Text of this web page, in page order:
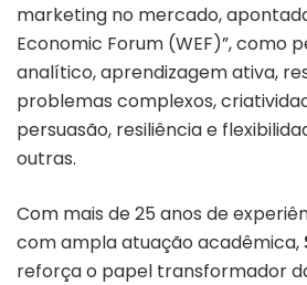
marketing no mercado,
Economic Forum (WEF)”, como
analítico, aprendizagem ativa,
problemas complexos,
persuasão, resiliência e
outras.
Com mais de 25 anos de
com ampla atuação acadêmica,
reforça o papel transformador